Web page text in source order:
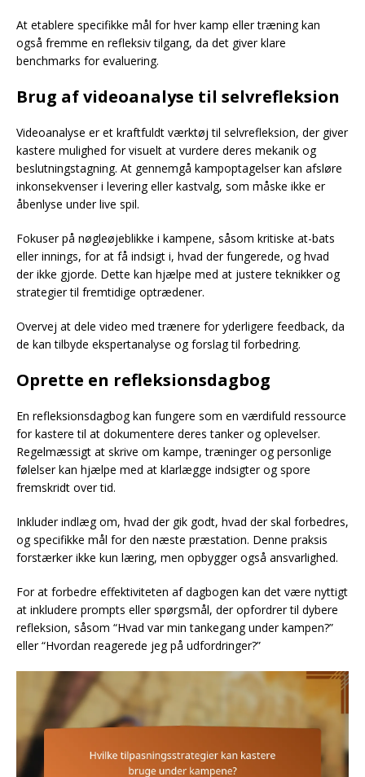
At etablere specifikke mål for hver kamp eller træning kan
også fremme en refleksiv tilgang, da det giver klare
benchmarks for evaluering.
Brug af videoanalyse til selvrefleksion
Videoanalyse er et kraftfuldt værktøj til selvrefleksion, der giver
kastere mulighed for visuelt at vurdere deres mekanik og
beslutningstagning. At gennemgå kampoptagelser kan afsløre
inkonsekvenser i levering eller kastvalg, som måske ikke er
åbenlyse under live spil.
Fokuser på nøgleøjeblikke i kampene, såsom kritiske at-bats
eller innings, for at få indsigt i, hvad der fungerede, og hvad
der ikke gjorde. Dette kan hjælpe med at justere teknikker og
strategier til fremtidige optrædener.
Overvej at dele video med trænere for yderligere feedback, da
de kan tilbyde ekspertanalyse og forslag til forbedring.
Oprette en refleksionsdagbog
En refleksionsdagbog kan fungere som en værdifuld ressource
for kastere til at dokumentere deres tanker og oplevelser.
Regelmæssigt at skrive om kampe, træninger og personlige
følelser kan hjælpe med at klarlægge indsigter og spore
fremskridt over tid.
Inkluder indlæg om, hvad der gik godt, hvad der skal forbedres,
og specifikke mål for den næste præstation. Denne praksis
forstærker ikke kun læring, men opbygger også ansvarlighed.
For at forbedre effektiviteten af dagbogen kan det være nyttigt
at inkludere prompts eller spørgsmål, der opfordrer til dybere
refleksion, såsom “Hvad var min tankegang under kampen?”
eller “Hvordan reagerede jeg på udfordringer?”